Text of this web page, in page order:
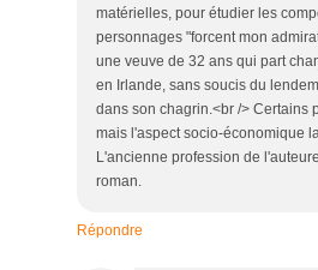
matérielles, pour étudier les
personnages "forcent mon
une veuve de 32 ans qui part
en Irlande, sans soucis du
dans son chagrin.<br /> Certains
mais l'aspect socio-économique
L'ancienne profession de
roman.
Répondre